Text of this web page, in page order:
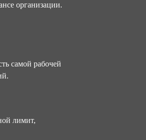
организации.
самой рабочей
лимит,